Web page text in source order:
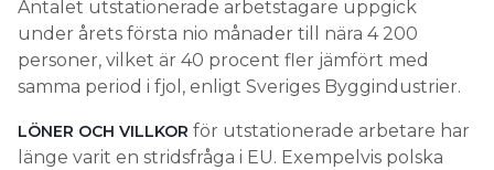
Antalet utstationerade arbetstagare uppgick
under årets första nio månader till nära 4 200
personer, vilket är 40 procent fler jämfört med
samma period i fjol, enligt Sveriges Byggindustrier.
LÖNER OCH VILLKOR för utstationerade arbetare har
länge varit en stridsfråga i EU. Exempelvis polska